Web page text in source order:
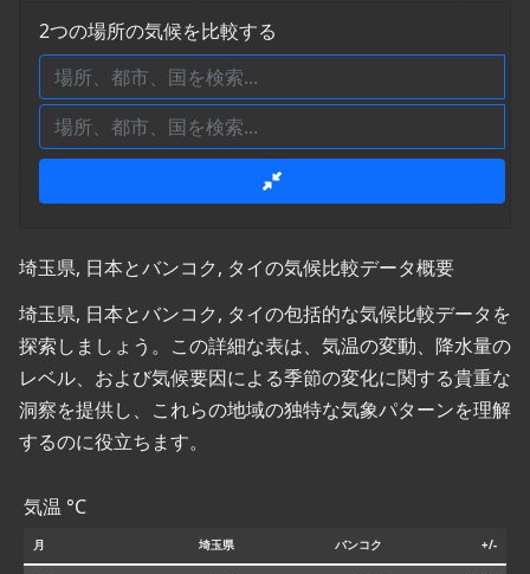
2つの場所の気候を比較する
埼玉県, 日本とバンコク, タイの気候比較データ概要
埼玉県, 日本とバンコク, タイの包括的な気候比較データを
探索しましょう。この詳細な表は、気温の変動、降水量の
レベル、および気候要因による季節の変化に関する貴重な
洞察を提供し、これらの地域の独特な気象パターンを理解
するのに役立ちます。
気温 °C
月 埼玉県 バンコク +/-